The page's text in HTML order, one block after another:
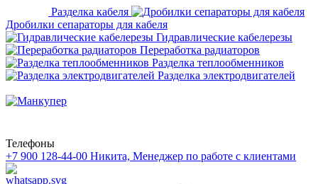
Разделка кабеля
Дробилки сепараторы для кабеля
Гидравлические кабелерезы
Переработка радиаторов
Разделка теплообменников
Разделка электродвигателей
Телефоны
+7 900 128-44-00 Никита, Менеджер по работе с клиентами